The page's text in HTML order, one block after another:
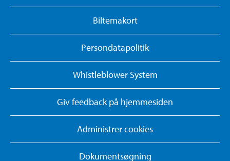
Biltemakort
Persondatapolitik
Whistleblower System
Giv feedback på hjemmesiden
Administrer cookies
Dokumentsøgning